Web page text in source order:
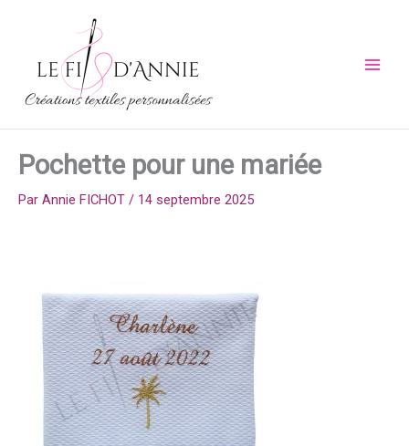
Pochette pour une mariée
Par Annie FICHOT / 14 septembre 2025